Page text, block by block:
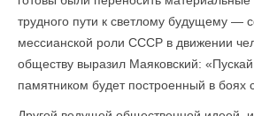
трудного пути к светлому будущему —
мессианской роли СССР в движении
обществу выразил Маяковский:
памятником будет построенный в боях